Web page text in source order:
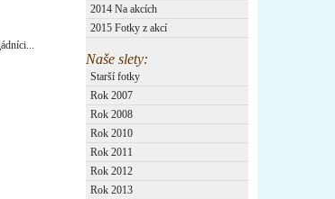
2014 Na akcích
2015 Fotky z akcí
Naše slety:
Starší fotky
Rok 2007
Rok 2008
Rok 2010
Rok 2011
Rok 2012
Rok 2013